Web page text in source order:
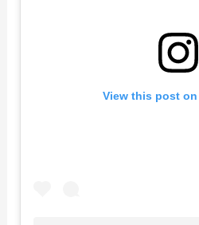
View this post